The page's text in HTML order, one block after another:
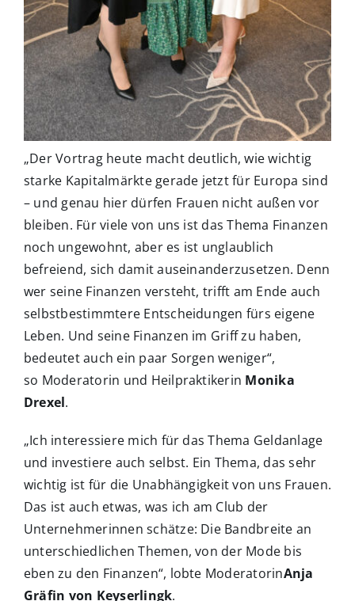
„Der Vortrag heute macht deutlich, wie wichtig
starke Kapitalmärkte gerade jetzt für Europa sind
– und genau hier dürfen Frauen nicht außen vor
bleiben. Für viele von uns ist das Thema Finanzen
noch ungewohnt, aber es ist unglaublich
befreiend, sich damit auseinanderzusetzen. Denn
wer seine Finanzen versteht, trifft am Ende auch
selbstbestimmtere Entscheidungen fürs eigene
Leben. Und seine Finanzen im Griff zu haben,
bedeutet auch ein paar Sorgen weniger“,
so Moderatorin und Heilpraktikerin Monika
Drexel.
„Ich interessiere mich für das Thema Geldanlage
und investiere auch selbst. Ein Thema, das sehr
wichtig ist für die Unabhängigkeit von uns Frauen.
Das ist auch etwas, was ich am Club der
Unternehmerinnen schätze: Die Bandbreite an
unterschiedlichen Themen, von der Mode bis
eben zu den Finanzen“, lobte ModeratorinAnja
Gräfin von Keyserlingk.